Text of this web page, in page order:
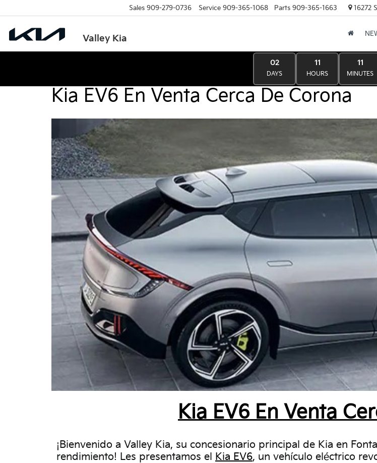
Valley Kia
Sales 909-279-0736 Service 909-365-1068 Parts 909-365-1663 16272
02
DAYS
11
HOURS
11
MINUTES
Kia EV6 En Venta Cerca De Corona
Kia EV6 En Venta
¡Bienvenido a Valley Kia, su concesionario principal de Kia en
rendimiento! Les presentamos el Kia EV6, un vehículo eléctrico